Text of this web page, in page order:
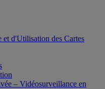
et d'Utilisation des Cartes
– Vidéosurveillance en